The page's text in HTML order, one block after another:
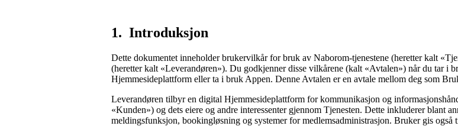
1. Introduksjon
Dette dokumentet inneholder brukervilkår for bruk av Naborom-tjenestene (heretter kalt
(heretter kalt «Leverandøren»). Du godkjenner disse vilkårene (kalt «Avtalen») når du tar i
Hjemmesideplattform eller ta i bruk Appen. Denne Avtalen er en avtale mellom deg som
Leverandøren tilbyr en digital Hjemmesideplattform for kommunikasjon og
«Kunden») og dets eiere og andre interessenter gjennom Tjenesten. Dette inkluderer blant
meldingsfunksjon, bookingløsning og systemer for medlemsadministrasjon. Bruker gis